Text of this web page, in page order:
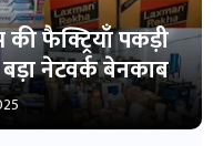
की फैक्ट्रियाँ पकड़ी
नेटवर्क बेनकाब